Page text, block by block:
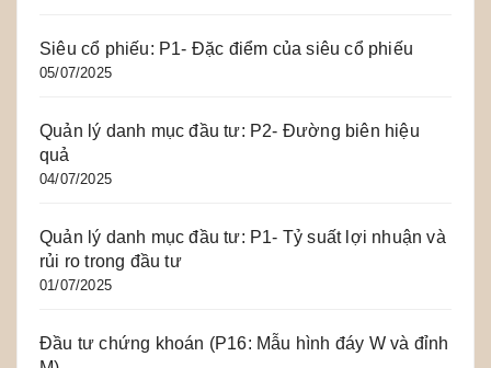
Siêu cổ phiếu: P1- Đặc điểm của siêu cổ phiếu
05/07/2025
Quản lý danh mục đầu tư: P2- Đường biên hiệu
quả
04/07/2025
Quản lý danh mục đầu tư: P1- Tỷ suất lợi nhuận và
rủi ro trong đầu tư
01/07/2025
Đầu tư chứng khoán (P16: Mẫu hình đáy W và đỉnh